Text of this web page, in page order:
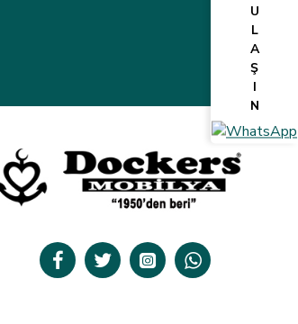
U
L
A
Ş
I
N